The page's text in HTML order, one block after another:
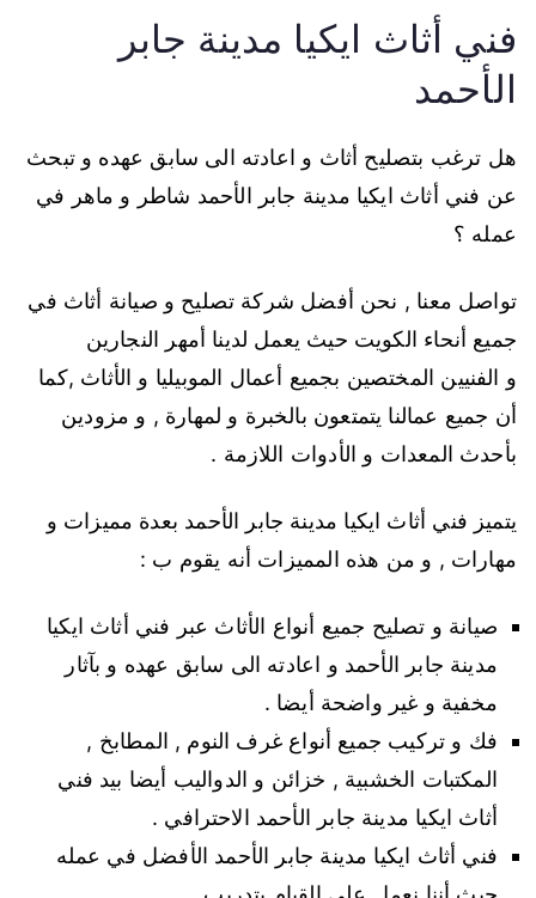
فني أثاث ايكيا مدينة جابر
الأحمد
هل ترغب بتصليح أثاث و اعادته الى سابق عهده و تبحث
عن فني أثاث ايكيا مدينة جابر الأحمد شاطر و ماهر في
عمله ؟
تواصل معنا , نحن أفضل شركة تصليح و صيانة أثاث في
جميع أنحاء الكويت حيث يعمل لدينا أمهر النجارين
و الفنيين المختصين بجميع أعمال الموبيليا و الأثاث ,كما
أن جميع عمالنا يتمتعون بالخبرة و لمهارة , و مزودين
بأحدث المعدات و الأدوات اللازمة .
يتميز فني أثاث ايكيا مدينة جابر الأحمد بعدة مميزات و
مهارات , و من هذه المميزات أنه يقوم ب :
صيانة و تصليح جميع أنواع الأثاث عبر فني أثاث ايكيا
مدينة جابر الأحمد و اعادته الى سابق عهده و بآثار
مخفية و غير واضحة أيضا .
فك و تركيب جميع أنواع غرف النوم , المطابخ ,
المكتبات الخشبية , خزائن و الدواليب أيضا بيد فني
أثاث ايكيا مدينة جابر الأحمد الاحترافي .
فني أثاث ايكيا مدينة جابر الأحمد الأفضل في عمله